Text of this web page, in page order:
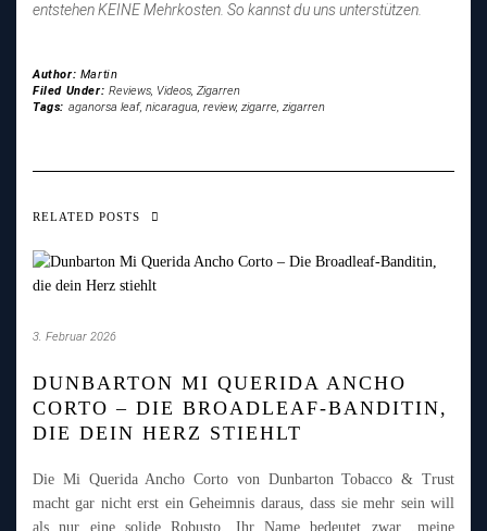
entstehen KEINE Mehrkosten. So kannst du uns unterstützen.
Author: Martin
Filed Under: Reviews, Videos, Zigarren
Tags: aganorsa leaf, nicaragua, review, zigarre, zigarren
RELATED POSTS
3. Februar 2026
DUNBARTON MI QUERIDA ANCHO
CORTO – DIE BROADLEAF-BANDITIN,
DIE DEIN HERZ STIEHLT
Die Mi Querida Ancho Corto von Dunbarton Tobacco & Trust
macht gar nicht erst ein Geheimnis daraus, dass sie mehr sein will
als nur eine solide Robusto. Ihr Name bedeutet zwar „meine